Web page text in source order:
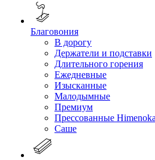
Благовония
В дорогу
Держатели и подставки
Длительного горения
Ежедневные
Изысканные
Малодымные
Премиум
Прессованные Himenoka
Саше